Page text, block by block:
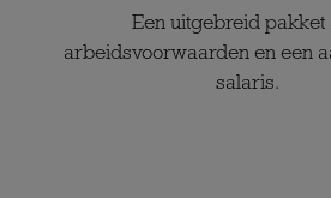
Een uitgebreid pakket
arbeidsvoorwaarden en een
salaris.